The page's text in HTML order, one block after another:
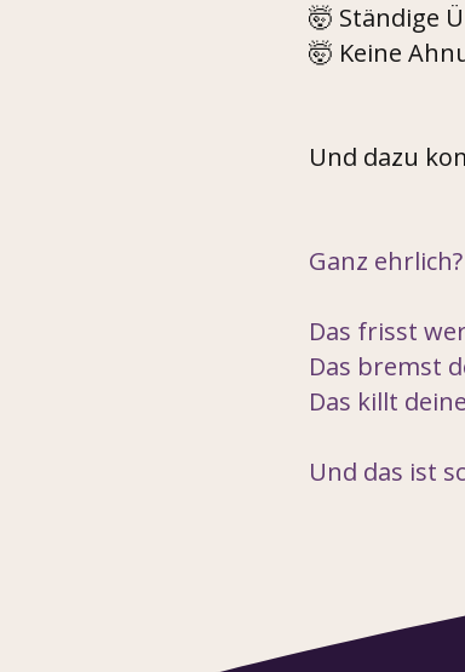
🤯 Ständige
🤯 Keine
Und dazu
Ganz ehrlich?
Das frisst
Das bremst
Das killt
Und das ist